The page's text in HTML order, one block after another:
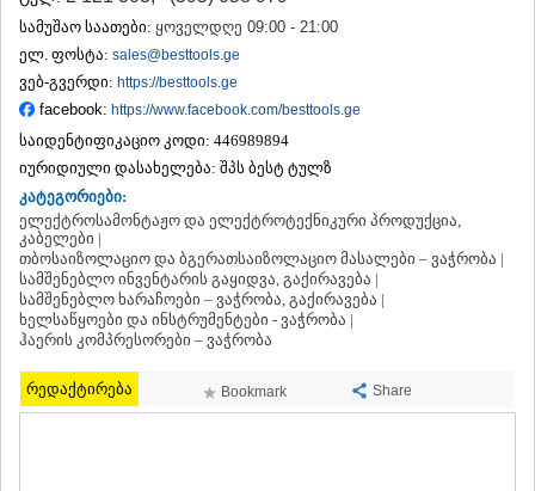
ᲗᲔᲠᲯᲝᲚᲐ
ᲡᲐᲛᲢᲠᲔᲓᲘᲐ
ᲡᲐᲩᲮᲔᲠᲔ
ᲢᲧᲘᲑᲣᲚᲘ
ᲥᲣᲗᲐᲘᲡᲘ
ᲬᲧᲐᲚᲢᲣᲑᲝ
ᲭᲘᲐᲗᲣᲠᲐ
ᲮᲐᲠᲐᲒᲐᲣᲚᲘ
ᲮᲝᲜᲘ
ᲙᲐᲮᲔᲗᲘ
ᲐᲮᲛᲔᲢᲐ
ᲒᲣᲠᲯᲐᲐᲜᲘ
ᲓᲔᲓᲝᲤᲚᲘᲡᲬᲧᲐᲠᲝ
ᲗᲔᲚᲐᲕᲘ
ᲡᲐᲒᲐᲠᲔᲯᲝ
ᲡᲘᲦᲜᲐᲦᲘ
სამუშაო საათები: ყოველდღე 09:00 - 21:00
ელ. ფოსტა: sales@besttools.ge
ვებ-გვერდი: https://besttools.ge
facebook: https://www.facebook.com/besttools.ge
საიდენტიფიკაციო კოდი: 446989894
იურიდიული დასახელება: შპს ბესტ ტულზ
კატეგორიები:
ელექტროსამონტაჟო და ელექტროტექნიკური პროდუქცია,
კაბელები |
თბოსაიზოლაციო და ბგერათსაიზოლაციო მასალები – ვაჭრობა |
სამშენებლო ინვენტარის გაყიდვა, გაქირავება |
სამშენებლო ხარაჩოები – ვაჭრობა, გაქირავება |
ხელსაწყოები და ინსტრუმენტები - ვაჭრობა |
ჰაერის კომპრესორები – ვაჭრობა
რედაქტირება Bookmark Share